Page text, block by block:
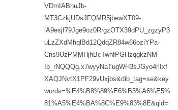
VDmIABhuJb-
MT3CzkjUDsJFQMR5jbewXT09-
iA9esjf79Jge9oz0RrgzOTX39dPU_zgzyP3
uLzZXdMhqlBd12QdqZR84w66oziYPa-
Cns9UzPMMHjhBcTwhfPGHzqgkzNM-
Ib_rNQQQg.x7wyyNaTugWH3sJGyo4rlIxf
XAQJNvtX1PF29vUxjbs&dib_tag=se&key
words=%E4%B8%89%E6%B5%A6%E5%
81%A5%E4%BA%8C%E9%83%8E&qid=